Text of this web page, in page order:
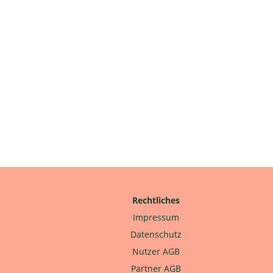
Rechtliches
Impressum
Datenschutz
Nutzer AGB
Partner AGB